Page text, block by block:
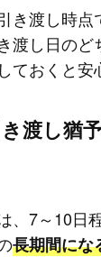
き渡し時点
渡し日のど
おくと安
渡し猶
、7～10日
長期間にな